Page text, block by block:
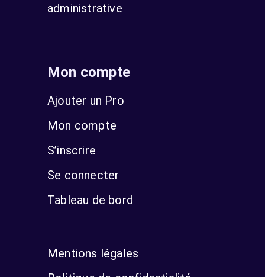
administrative
Mon compte
Ajouter un Pro
Mon compte
S’inscrire
Se connecter
Tableau de bord
Mentions légales